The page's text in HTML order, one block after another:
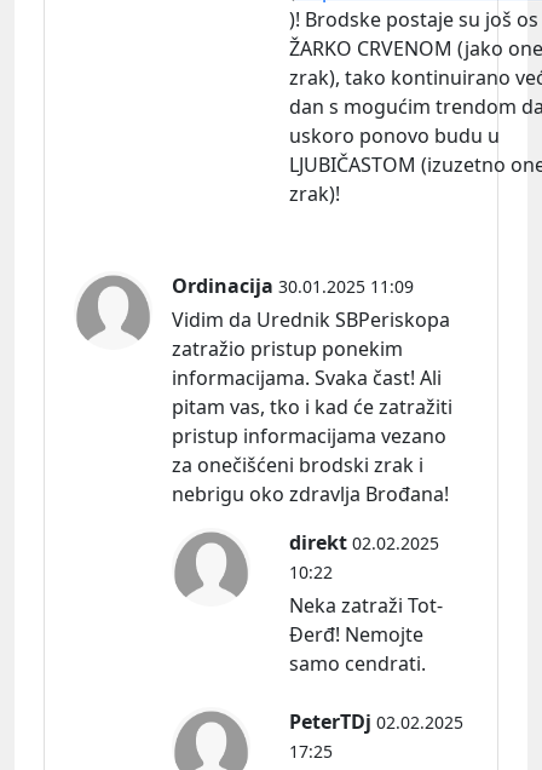
)! Brodske postaje su još
ŽARKO CRVENOM (jako
zrak), tako kontinuirano
dan s mogućim trendom
uskoro ponovo budu u
LJUBIČASTOM (izuzetno
zrak)!
Ordinacija 30.01.2025 11:09
Vidim da Urednik SBPeriskopa
zatražio pristup ponekim
informacijama. Svaka čast! Ali
pitam vas, tko i kad će zatražiti
pristup informacijama vezano
za onečišćeni brodski zrak i
nebrigu oko zdravlja Brođana!
direkt 02.02.2025
10:22
Neka zatraži Tot-
Đerđ! Nemojte
samo cendrati.
PeterTDj 02.02.2025
17:25